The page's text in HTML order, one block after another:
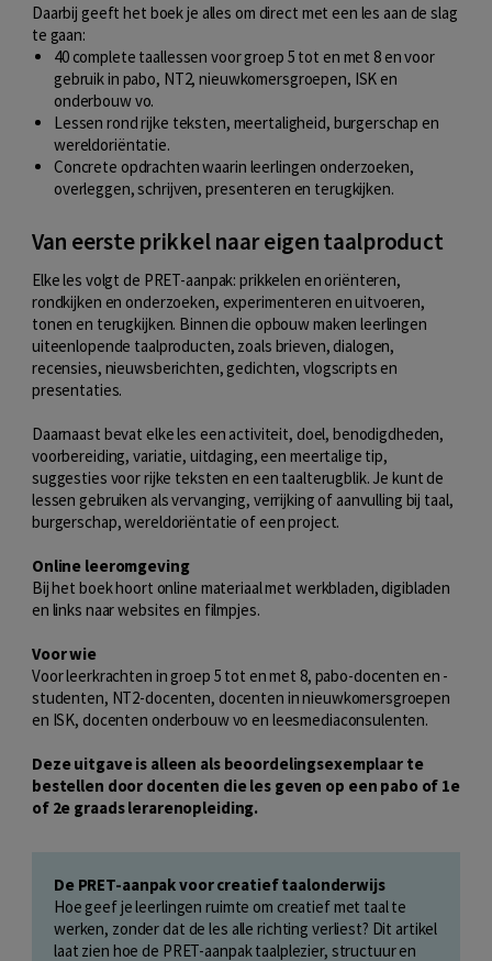
Daarbij geeft het boek je alles om direct met een les aan de slag
te gaan:
40 complete taallessen voor groep 5 tot en met 8 en voor
gebruik in pabo, NT2, nieuwkomersgroepen, ISK en
onderbouw vo.
Lessen rond rijke teksten, meertaligheid, burgerschap en
wereldoriëntatie.
Concrete opdrachten waarin leerlingen onderzoeken,
overleggen, schrijven, presenteren en terugkijken.
Van eerste prikkel naar eigen taalproduct
Elke les volgt de PRET-aanpak: prikkelen en oriënteren,
rondkijken en onderzoeken, experimenteren en uitvoeren,
tonen en terugkijken. Binnen die opbouw maken leerlingen
uiteenlopende taalproducten, zoals brieven, dialogen,
recensies, nieuwsberichten, gedichten, vlogscripts en
presentaties.
Daarnaast bevat elke les een activiteit, doel, benodigdheden,
voorbereiding, variatie, uitdaging, een meertalige tip,
suggesties voor rijke teksten en een taalterugblik. Je kunt de
lessen gebruiken als vervanging, verrijking of aanvulling bij taal,
burgerschap, wereldoriëntatie of een project.
Online leeromgeving
Bij het boek hoort online materiaal met werkbladen, digibladen
en links naar websites en filmpjes.
Voor wie
Voor leerkrachten in groep 5 tot en met 8, pabo-docenten en -
studenten, NT2-docenten, docenten in nieuwkomersgroepen
en ISK, docenten onderbouw vo en leesmediaconsulenten.
Deze uitgave is alleen als beoordelingsexemplaar te
bestellen door docenten die les geven op een pabo of 1e
of 2e graads lerarenopleiding.
De PRET-aanpak voor creatief taalonderwijs
Hoe geef je leerlingen ruimte om creatief met taal te
werken, zonder dat de les alle richting verliest? Dit artikel
laat zien hoe de PRET-aanpak taalplezier, structuur en